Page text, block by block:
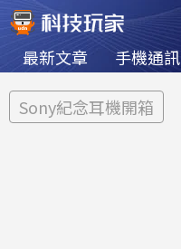
最新文章 手機通訊
Sony紀念耳機開箱